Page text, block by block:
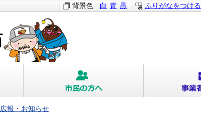
背景色 白 青 黒 ふりがなをつける
広報・お知らせ